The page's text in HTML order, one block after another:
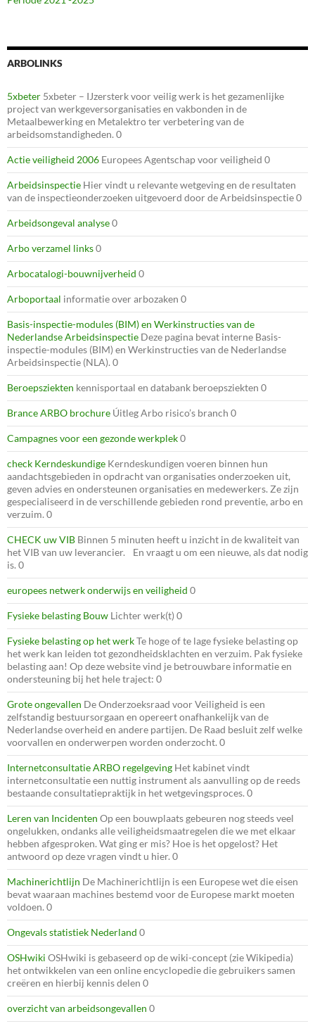
ARBOLINKS
5xbeter 5xbeter – IJzersterk voor veilig werk is het gezamenlijke
project van werkgeversorganisaties en vakbonden in de
Metaalbewerking en Metalektro ter verbetering van de
arbeidsomstandigheden. 0
Actie veiligheid 2006 Europees Agentschap voor veiligheid 0
Arbeidsinspectie Hier vindt u relevante wetgeving en de resultaten
van de inspectieonderzoeken uitgevoerd door de Arbeidsinspectie 0
Arbeidsongeval analyse0
Arbo verzamel links0
Arbocatalogi-bouwnijverheid 0
Arboportaal informatie over arbozaken 0
Basis-inspectie-modules (BIM) en Werkinstructies van de
Nederlandse Arbeidsinspectie Deze pagina bevat interne Basis-
inspectie-modules (BIM) en Werkinstructies van de Nederlandse
Arbeidsinspectie (NLA). 0
Beroepsziekten kennisportaal en databank beroepsziekten 0
Brance ARBO brochure Úitleg Arbo risico’s branch 0
Campagnes voor een gezonde werkplek0
check Kerndeskundige Kerndeskundigen voeren binnen hun
aandachtsgebieden in opdracht van organisaties onderzoeken uit,
geven advies en ondersteunen organisaties en medewerkers. Ze zijn
gespecialiseerd in de verschillende gebieden rond preventie, arbo en
verzuim. 0
CHECK uw VIB Binnen 5 minuten heeft u inzicht in de kwaliteit van
het VIB van uw leverancier. En vraagt u om een nieuwe, als dat nodig
is. 0
europees netwerk onderwijs en veiligheid 0
Fysieke belasting Bouw Lichter werk(t) 0
Fysieke belasting op het werkTe hoge of te lage fysieke belasting op
het werk kan leiden tot gezondheidsklachten en verzuim. Pak fysieke
belasting aan! Op deze website vind je betrouwbare informatie en
ondersteuning bij het hele traject: 0
Grote ongevallen De Onderzoeksraad voor Veiligheid is een
zelfstandig bestuursorgaan en opereert onafhankelijk van de
Nederlandse overheid en andere partijen. De Raad besluit zelf welke
voorvallen en onderwerpen worden onderzocht. 0
Internetconsultatie ARBO regelgeving Het kabinet vindt
internetconsultatie een nuttig instrument als aanvulling op de reeds
bestaande consultatiepraktijk in het wetgevingsproces. 0
Leren van Incidenten Op een bouwplaats gebeuren nog steeds veel
ongelukken, ondanks alle veiligheidsmaatregelen die we met elkaar
hebben afgesproken. Wat ging er mis? Hoe is het opgelost? Het
antwoord op deze vragen vindt u hier. 0
Machinerichtlijn De Machinerichtlijn is een Europese wet die eisen
bevat waaraan machines bestemd voor de Europese markt moeten
voldoen. 0
Ongevals statistiek Nederland 0
OSHwiki OSHwiki is gebaseerd op de wiki-concept (zie Wikipedia)
het ontwikkelen van een online encyclopedie die gebruikers samen
creëren en hierbij kennis delen 0
overzicht van arbeidsongevallen 0